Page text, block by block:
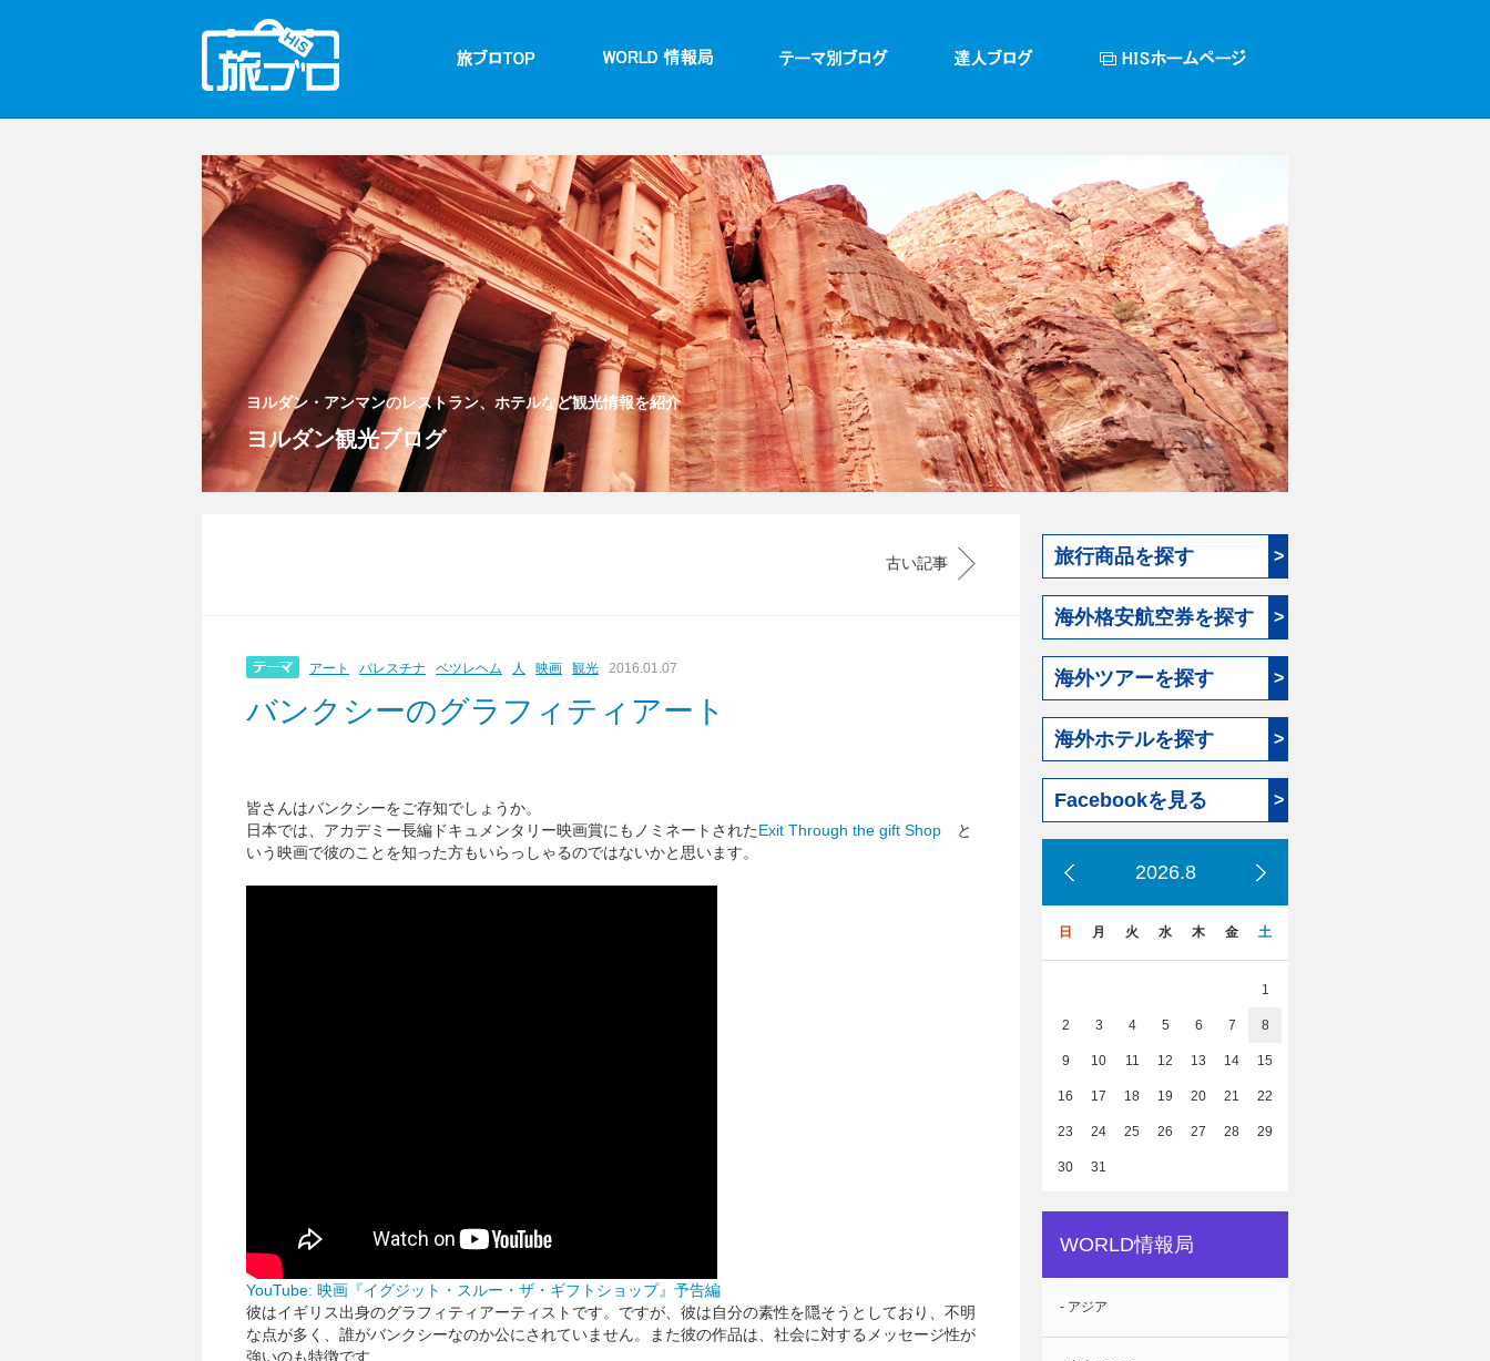
ヨルダン・アンマンのレストラン、ホテルなど観光情報を紹介
ヨルダン観光ブログ
古い記事
アート パレスチナ ベツレヘム 人 映画 観光 2016.01.07
バンクシーのグラフィティアート
皆さんはバンクシーをご存知でしょうか。
日本では、アカデミー長編ドキュメンタリー映画賞にもノミネートされたExit Through the gift Shop と
いう映画で彼のことを知った方もいらっしゃるのではないかと思います。
YouTube: 映画『イグジット・スルー・ザ・ギフトショップ』予告編
彼はイギリス出身のグラフィティアーティストです。ですが、彼は自分の素性を隠そうとしており、不明
な点が多く、誰がバンクシーなのか公にされていません。また彼の作品は、社会に対するメッセージ性が
強いのも特徴です
旅行商品を探す >
海外格安航空券を探す >
海外ツアーを探す >
海外ホテルを探す >
Facebookを見る >
2026.8
日 月 火 水 木 金 土
1
2 3 4 5 6 7 8
9 10 11 12 13 14 15
16 17 18 19 20 21 22
23 24 25 26 27 28 29
30 31
WORLD情報局
- アジア